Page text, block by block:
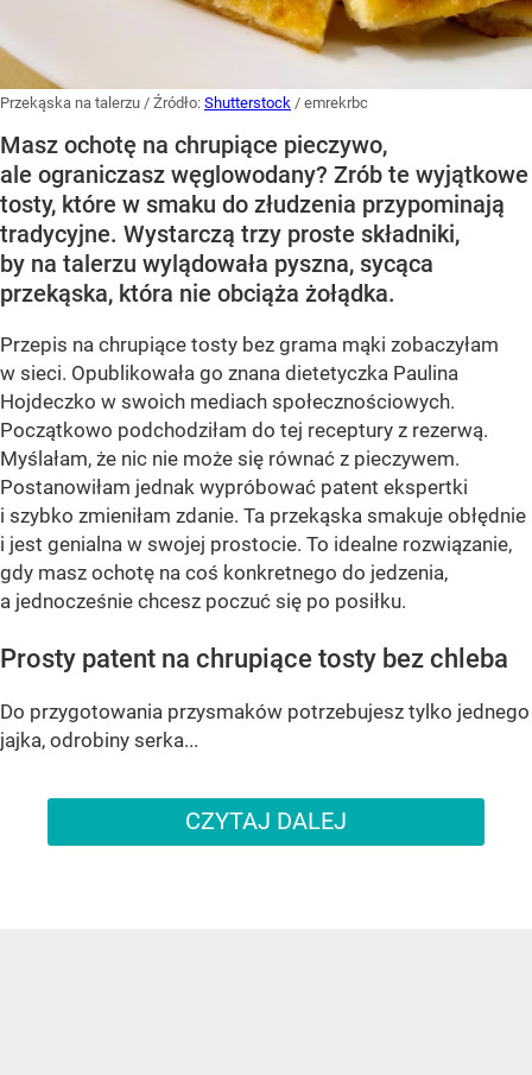
Przekąska na talerzu / Źródło: Shutterstock / emrekrbc
Masz ochotę na chrupiące pieczywo,
ale ograniczasz węglowodany? Zrób te wyjątkowe
tosty, które w smaku do złudzenia przypominają
tradycyjne. Wystarczą trzy proste składniki,
by na talerzu wylądowała pyszna, sycąca
przekąska, która nie obciąża żołądka.
Przepis na chrupiące tosty bez grama mąki zobaczyłam
w sieci. Opublikowała go znana dietetyczka Paulina
Hojdeczko w swoich mediach społecznościowych.
Początkowo podchodziłam do tej receptury z rezerwą.
Myślałam, że nic nie może się równać z pieczywem.
Postanowiłam jednak wypróbować patent ekspertki
i szybko zmieniłam zdanie. Ta przekąska smakuje obłędnie
i jest genialna w swojej prostocie. To idealne rozwiązanie,
gdy masz ochotę na coś konkretnego do jedzenia,
a jednocześnie chcesz poczuć się po posiłku.
Prosty patent na chrupiące tosty bez chleba
Do przygotowania przysmaków potrzebujesz tylko jednego
jajka, odrobiny serka...
CZYTAJ DALEJ